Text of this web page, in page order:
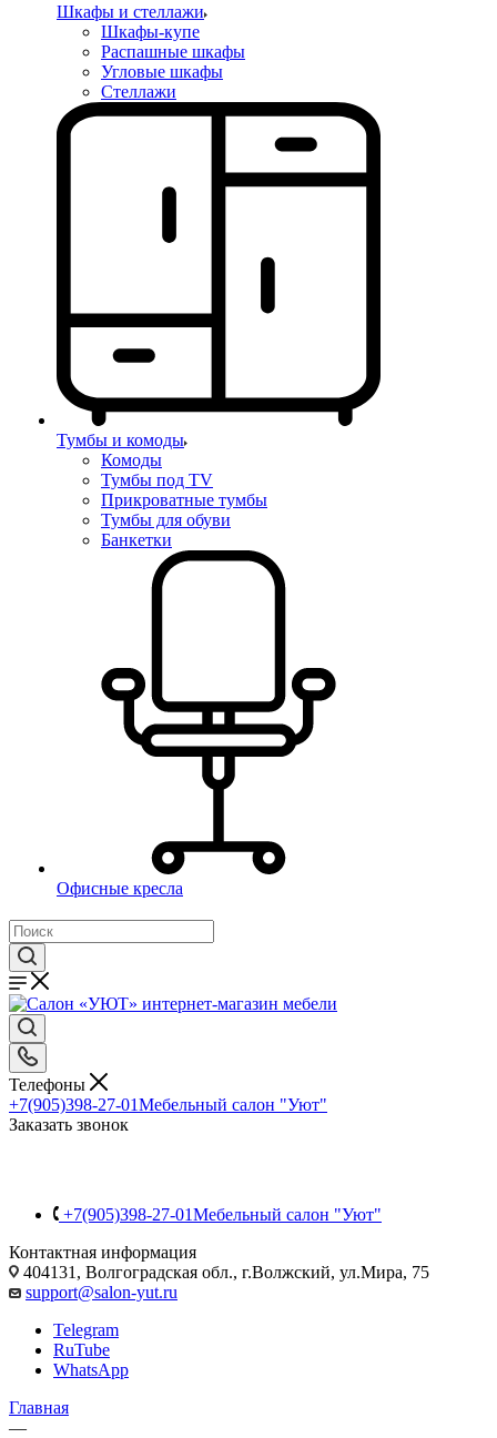
Шкафы и стеллажи
Шкафы-купе
Распашные шкафы
Угловые шкафы
Стеллажи
Тумбы и комоды
Комоды
Тумбы под TV
Прикроватные тумбы
Тумбы для обуви
Банкетки
Офисные кресла
Телефоны
+7(905)398-27-01Мебельный салон "Уют"
Заказать звонок
+7(905)398-27-01Мебельный салон "Уют"
Контактная информация
404131, Волгоградская обл., г.Волжский, ул.Мира, 75
support@salon-yut.ru
Telegram
RuTube
WhatsApp
Главная
—